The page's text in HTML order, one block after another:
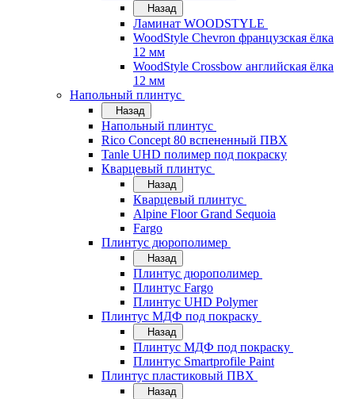
Назад
Ламинат WOODSTYLE
WoodStyle Chevron французская ёлка
12 мм
WoodStyle Crossbow английская ёлка
12 мм
Напольный плинтус
Назад
Напольный плинтус
Rico Concept 80 вспененный ПВХ
Tanle UHD полимер под покраску
Кварцевый плинтус
Назад
Кварцевый плинтус
Alpine Floor Grand Sequoia
Fargo
Плинтус дюрополимер
Назад
Плинтус дюрополимер
Плинтус Fargo
Плинтус UHD Polymer
Плинтус МДФ под покраску
Назад
Плинтус МДФ под покраску
Плинтус Smartprofile Paint
Плинтус пластиковый ПВХ
Назад